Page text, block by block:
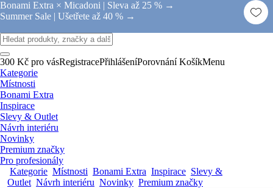
Bonami Extra × Micadoni | Sleva až 25 % →
Summer Sale | Ušetřete až 40 % →
300 Kč pro vásRegistracePřihlášeníPorovnání KošíkMenu
Kategorie
Místnosti
Bonami Extra
Inspirace
Slevy & Outlet
Návrh interiéru
Novinky
Premium značky
Pro profesionály
Kategorie Místnosti Bonami Extra Inspirace Slevy &
Outlet Návrh interiéru Novinky Premium značky